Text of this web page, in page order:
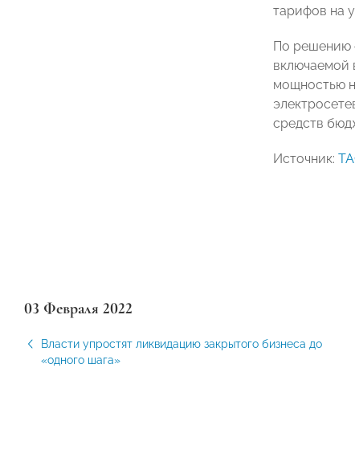
тарифов на
По решению
включаемой
мощностью
средств
Источник:
03 Февраля 2022
Власти упростят ликвидацию закрытого бизнеса до
«одного шага»